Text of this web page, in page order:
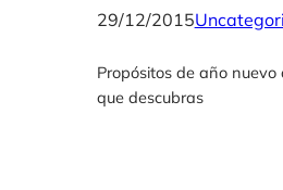
29/12/2015
Propósitos de año nuevo
que descubras